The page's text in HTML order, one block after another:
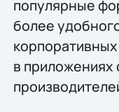
популярные
более
в приложениях